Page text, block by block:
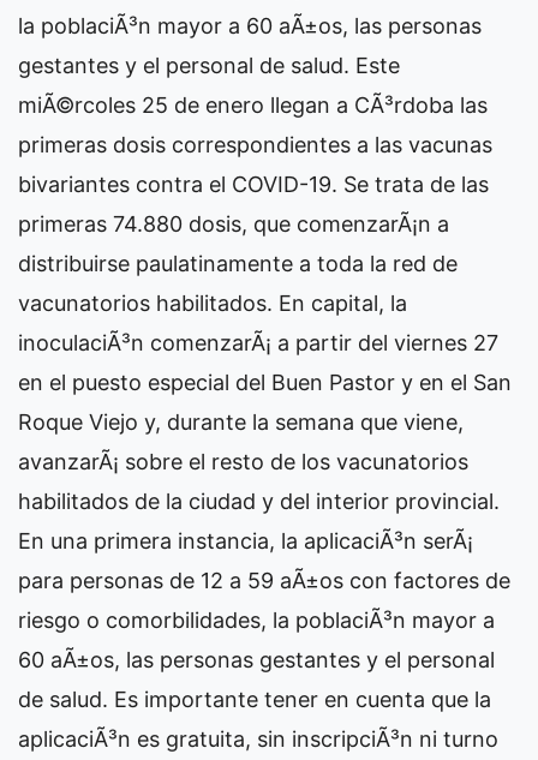
la poblaciÃ³n mayor a 60 aÃ±os, las personas
gestantes y el personal de salud. Este
miÃ©rcoles 25 de enero llegan a CÃ³rdoba las
primeras dosis correspondientes a las vacunas
bivariantes contra el COVID-19. Se trata de las
primeras 74.880 dosis, que comenzarÃ¡n a
distribuirse paulatinamente a toda la red de
vacunatorios habilitados. En capital, la
inoculaciÃ³n comenzarÃ¡ a partir del viernes 27
en el puesto especial del Buen Pastor y en el San
Roque Viejo y, durante la semana que viene,
avanzarÃ¡ sobre el resto de los vacunatorios
habilitados de la ciudad y del interior provincial.
En una primera instancia, la aplicaciÃ³n serÃ¡
para personas de 12 a 59 aÃ±os con factores de
riesgo o comorbilidades, la poblaciÃ³n mayor a
60 aÃ±os, las personas gestantes y el personal
de salud. Es importante tener en cuenta que la
aplicaciÃ³n es gratuita, sin inscripciÃ³n ni turno